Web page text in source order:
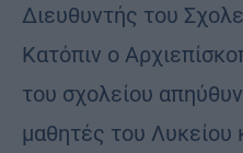
Διευθυντής του
Κατόπιν ο
του σχολείου
μαθητές του Λυκείου